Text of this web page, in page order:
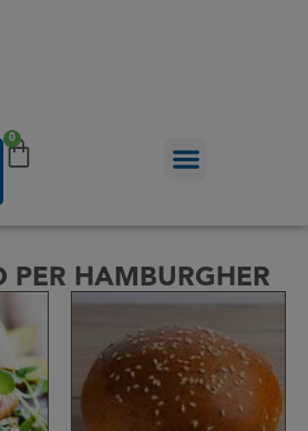
0
PER HAMBURGHER